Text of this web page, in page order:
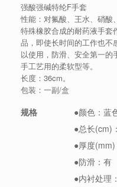
强酸强碱特纶F手套
性能：对氟酸、王水、硝酸
特殊橡胶合成的耐药液手套
品，即使长时间的工作也不
以使用，防滑、安全第一的
手工艺用的柔软型等。
长度：36cm。
包装：一副/盒
规格
●颜色：蓝
●总长(cm)
●厚度
●防滑：有
●内衬处理